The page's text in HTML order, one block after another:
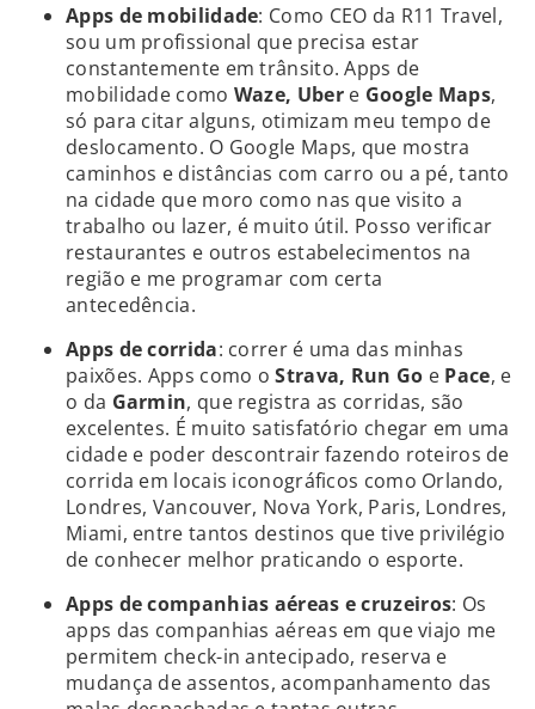
Apps de mobilidade: Como CEO da R11 Travel,
sou um profissional que precisa estar
constantemente em trânsito. Apps de
mobilidade como Waze, Uber e Google Maps,
só para citar alguns, otimizam meu tempo de
deslocamento. O Google Maps, que mostra
caminhos e distâncias com carro ou a pé, tanto
na cidade que moro como nas que visito a
trabalho ou lazer, é muito útil. Posso verificar
restaurantes e outros estabelecimentos na
região e me programar com certa
antecedência.
Apps de corrida: correr é uma das minhas
paixões. Apps como oStrava, Run Go e Pace, e
o da Garmin, que registra as corridas, são
excelentes. É muito satisfatório chegar em uma
cidade e poder descontrair fazendo roteiros de
corrida em locais iconográficos como Orlando,
Londres, Vancouver, Nova York, Paris, Londres,
Miami, entre tantos destinos que tive privilégio
de conhecer melhor praticando o esporte.
Apps de companhias aéreas e cruzeiros: Os
apps das companhias aéreas em que viajo me
permitem check-in antecipado, reserva e
mudança de assentos, acompanhamento das